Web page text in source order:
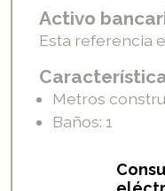
Activo
Esta referencia
Metros
Baños: 1